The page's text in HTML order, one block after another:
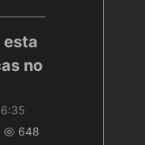
esta
no
648